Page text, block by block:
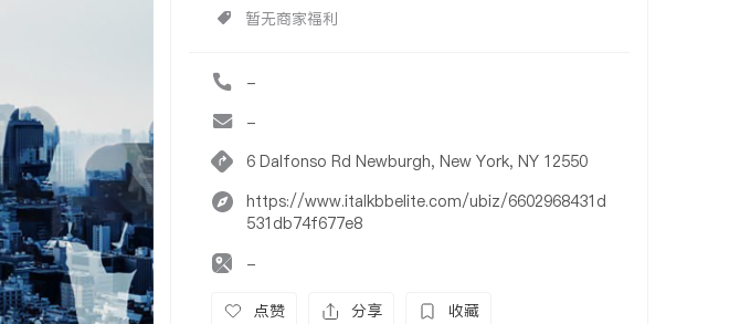
暂无商家福利
-
-
6 Dalfonso Rd Newburgh, New York, NY 12550
https://www.italkbbelite.com/ubiz/6602968431d
531db74f677e8
-
点赞 分享 收藏